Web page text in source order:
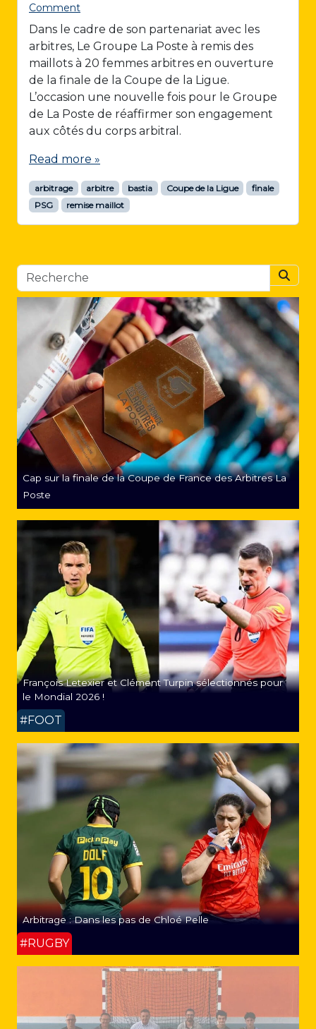
Comment
Dans le cadre de son partenariat avec les
arbitres, Le Groupe La Poste à remis des
maillots à 20 femmes arbitres en ouverture
de la finale de la Coupe de la Ligue.
L’occasion une nouvelle fois pour le Groupe
de La Poste de réaffirmer son engagement
aux côtés du corps arbitral.
Read more »
arbitrage arbitre bastia Coupe de la Ligue
finale
PSG
remise maillot
Cap sur la finale de la Coupe de France des Arbitres La
Poste
François Letexier et Clément Turpin sélectionnés pour
le Mondial 2026 !
#FOOT
Arbitrage : Dans les pas de Chloé Pelle
#RUGBY